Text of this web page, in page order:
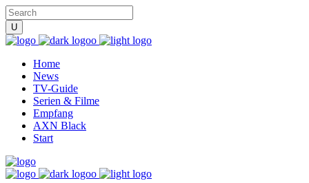
Home
News
TV-Guide
Serien & Filme
Empfang
AXN Black
Start